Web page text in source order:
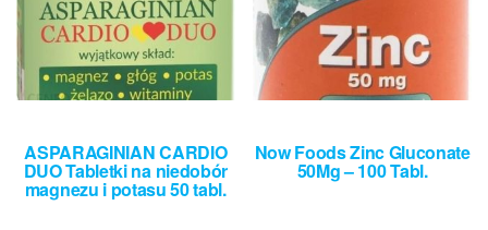
ASPARAGINIAN CARDIO
DUO Tabletki na niedobór
magnezu i potasu 50 tabl.
Now Foods Zinc Gluconate
50Mg – 100 Tabl.